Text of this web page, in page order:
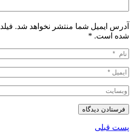
آدرس ایمیل شما منتشر نخواهد شد.
شده است. *
پست قبلی